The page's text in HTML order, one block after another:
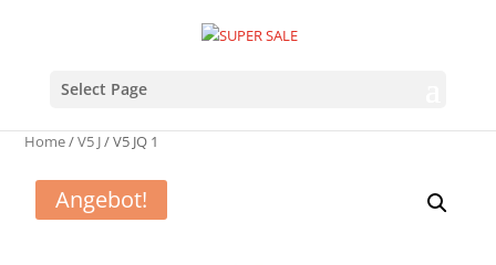
Select Page
Home/V5 J/ V5 JQ 1
Angebot!